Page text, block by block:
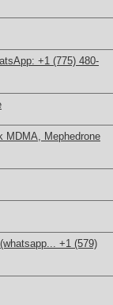
+1 (775) 480-
MDMA, Mephedrone
+1 (579)